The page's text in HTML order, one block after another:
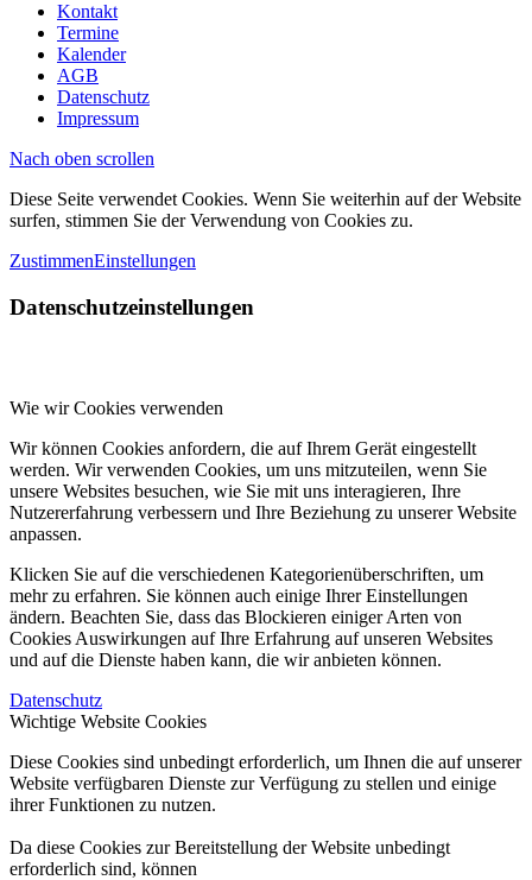
Kontakt
Termine
Kalender
AGB
Datenschutz
Impressum
Nach oben scrollen
Diese Seite verwendet Cookies. Wenn Sie weiterhin auf der Website
surfen, stimmen Sie der Verwendung von Cookies zu.
ZustimmenEinstellungen
Datenschutzeinstellungen
Wie wir Cookies verwenden
Wir können Cookies anfordern, die auf Ihrem Gerät eingestellt
werden. Wir verwenden Cookies, um uns mitzuteilen, wenn Sie
unsere Websites besuchen, wie Sie mit uns interagieren, Ihre
Nutzererfahrung verbessern und Ihre Beziehung zu unserer Website
anpassen.
Klicken Sie auf die verschiedenen Kategorienüberschriften, um
mehr zu erfahren. Sie können auch einige Ihrer Einstellungen
ändern. Beachten Sie, dass das Blockieren einiger Arten von
Cookies Auswirkungen auf Ihre Erfahrung auf unseren Websites
und auf die Dienste haben kann, die wir anbieten können.
Datenschutz
Wichtige Website Cookies
Diese Cookies sind unbedingt erforderlich, um Ihnen die auf unserer
Website verfügbaren Dienste zur Verfügung zu stellen und einige
ihrer Funktionen zu nutzen.
Da diese Cookies zur Bereitstellung der Website unbedingt
erforderlich sind, können